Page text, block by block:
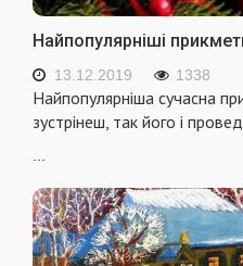
Найпопулярніші
13.12.2019 1338
Найпопулярніша сучасна
зустрінеш, так його і